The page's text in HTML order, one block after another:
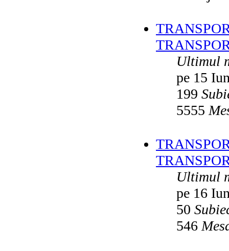
Ultimul
pe 15
199
5555
Ultimul
pe 16
50
546